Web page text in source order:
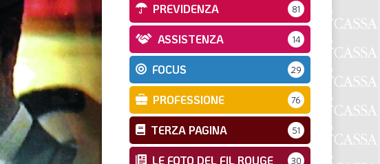
PREVIDENZA 81
ASSISTENZA 14
FOCUS 29
PROFESSIONE 76
TERZA PAGINA 51
LE FOTO DEL FIL ROUGE 30